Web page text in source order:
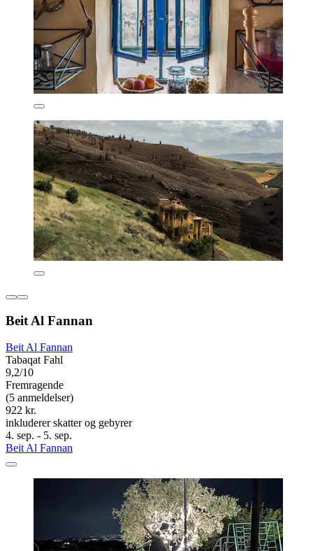
Beit Al Fannan
Beit Al Fannan
Tabaqat Fahl
9,2/10
Fremragende
(5 anmeldelser)
922 kr.
inkluderer skatter og gebyrer
4. sep. - 5. sep.
Beit Al Fannan